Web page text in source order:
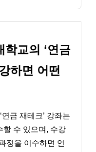
학교의 ‘연금
하면 어떤
금 재테크’ 강좌는
할 수 있으며, 수강
정을 이수하면 연